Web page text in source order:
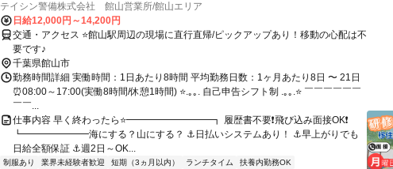
テイシン警備株式会社 館山営業所/館山エリア
日給12,000円～14,200円
交通・アクセス ⭐館山駅周辺の現場に直行直帰/ピックアップあり！移動の心配は不
要です♪
千葉県館山市
勤務時間詳細 実働時間：1日あたり8時間 平均勤務日数：1ヶ月あたり8日 〜 21日
⏰08:00～17:00(実働8時間/休憩1時間) ⭐.｡｡. 自己申告シフト制 .｡｡.⭐ ￣￣￣￣￣￣
￣￣...
仕事内容 早く終わったら⭐━━━━━━━━━┓ 履歴書不要❗飛び込み面接OK❗
┗━━━━━━━海にする？山にする？ ⚓日払いシステムあり！ ⚓早上がりでも
日給全額保証 ⚓週2日～OK...
制服あり 業界未経験者歓迎 短期（3ヵ月以内） ランチタイム
扶養内勤務OK